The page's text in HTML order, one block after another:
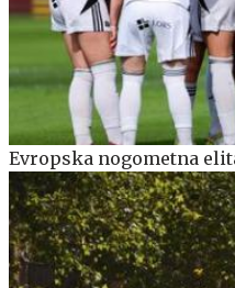
Evropska nogometna